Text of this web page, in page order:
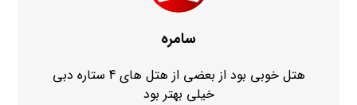
سامره
هتل خوبی بود از بعضی از هتل های 4 ستاره دبی
خیلی بهتر بود